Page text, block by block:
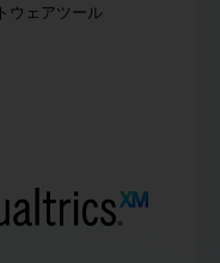
ウェアツール